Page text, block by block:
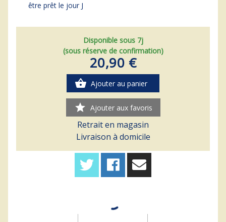
être prêt le jour J
Disponible sous 7j
(sous réserve de confirmation)
20,90 €
shopping_basket Ajouter au panier
star Ajouter aux favoris
Retrait en magasin
Livraison à domicile